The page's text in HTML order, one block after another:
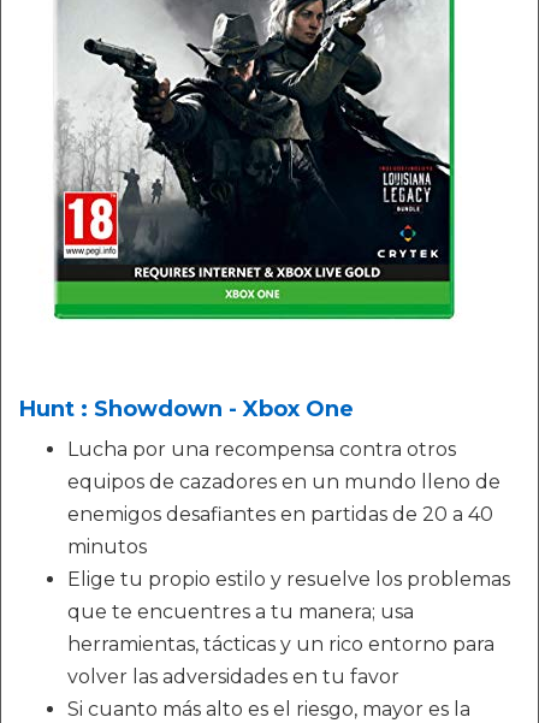
Hunt : Showdown - Xbox One
Lucha por una recompensa contra otros
equipos de cazadores en un mundo lleno de
enemigos desafiantes en partidas de 20 a 40
minutos
Elige tu propio estilo y resuelve los problemas
que te encuentres a tu manera; usa
herramientas, tácticas y un rico entorno para
volver las adversidades en tu favor
Si cuanto más alto es el riesgo, mayor es la